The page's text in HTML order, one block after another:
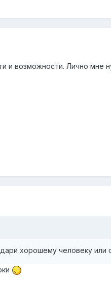
и возможности. Лично
хорошему человеку или